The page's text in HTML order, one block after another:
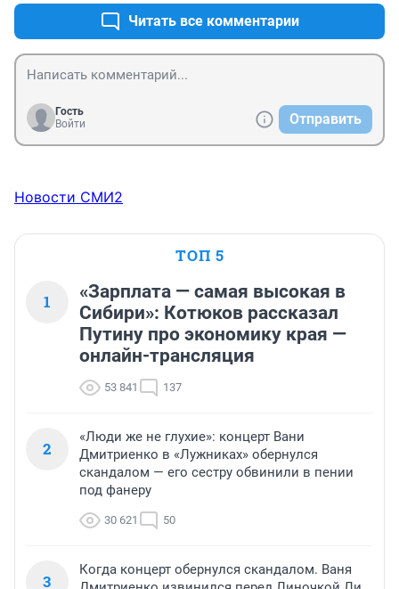
Читать все комментарии
Гость
Войти
Отправить
Новости СМИ2
ТОП 5
1
«Зарплата — самая высокая в
Сибири»: Котюков рассказал
Путину про экономику края —
онлайн-трансляция
53 841 137
2
«Люди же не глухие»: концерт Вани
Дмитриенко в «Лужниках» обернулся
скандалом — его сестру обвинили в пении
под фанеру
30 621 50
3
Когда концерт обернулся скандалом. Ваня